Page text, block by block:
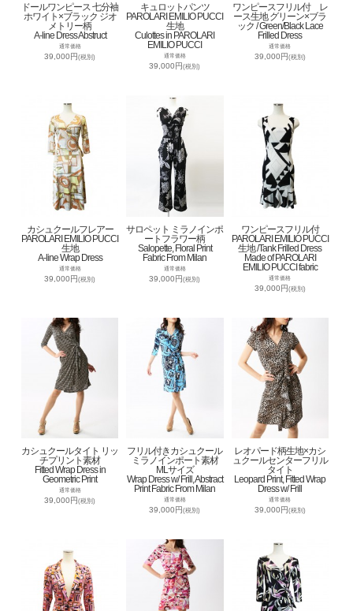
ドールワンピース 七分袖
ホワイト×ブラック ジオ
メトリー柄
A-line Dress Abstruct
通常価格
39,000円(税別)
キュロットパンツ
PAROLARI EMILIO PUCCI
生地
Culottes in PAROLARI
EMILIO PUCCI
通常価格
39,000円(税別)
ワンピースフリル付 レ
ース生地 グリーン×ブラ
ック / Green/Black Lace
Frilled Dress
通常価格
39,000円(税別)
カシュクールフレアー
PAROLARI EMILIO PUCCI
生地
A-line Wrap Dress
通常価格
39,000円(税別)
サロペット ミラノインポ
ートフラワー柄
Salopette, Floral Print
Fabric From Milan
通常価格
39,000円(税別)
ワンピースフリル付
PAROLARI EMILIO PUCCI
生地 /Tank Frilled Dress
Made of PAROLARI
EMILIO PUCCI fabric
通常価格
39,000円(税別)
カシュクールタイト リッ
チプリント素材
Fitted Wrap Dress in
Geometric Print
通常価格
39,000円(税別)
フリル付きカシュクール
ミラノインポート素材
MLサイズ
Wrap Dress w/ Frill, Abstract
Print Fabric From Milan
通常価格
39,000円(税別)
レオパード柄生地×カシ
ュクールセンターフリル
タイト
Leopard Print, Fitted Wrap
Dress w/ Frill
通常価格
39,000円(税別)